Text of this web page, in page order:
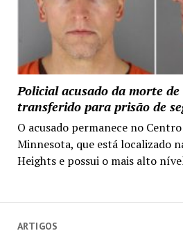
Policial acusado da morte de
transferido para prisão de
O acusado permanece no
Minnesota, que está localizado
Heights e possui o mais alto
ARTIGOS